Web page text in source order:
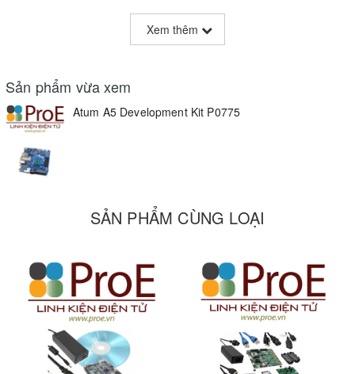
medical and healthcare, video applications, and various other I/O
expansion and high-speed applications!
Atum A5 Development Kit
Atum A5 System Side
Dimension: 155 mm x 160 mm
Onboard USB-Blaster II
◦ Temperature Monitor
◦ Auto Fan Control
FPGA Side
HDMI Output Port (Support 1080P)
Xem thêm
Sản phẩm vừa xem
Atum A5 Development Kit P0775
SẢN PHẨM CÙNG LOẠI